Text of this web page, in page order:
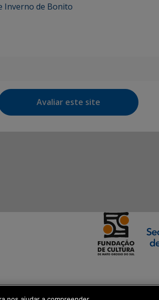
Inverno de Bonito
Avaliar este site